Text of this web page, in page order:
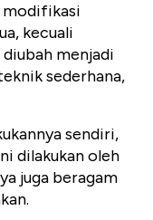
modifikasi
kecuali
menjadi
sederhana,
sendiri,
dilakukan oleh
juga beragam